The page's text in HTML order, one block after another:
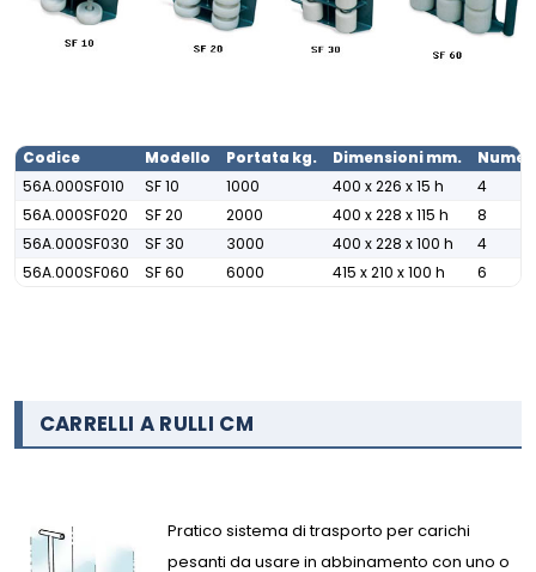
Codice Modello Portata kg. Dimensioni mm.
56A.000SF010 SF 10 1000 400 x 226 x 15 h
4
56A.000SF020
SF 20 2000 400 x 228 x 115 h
8
56A.000SF030
SF 30 3000 400 x 228 x 100 h
4
56A.000SF060
SF 60 6000 415 x 210 x 100 h 6
CARRELLI A RULLI CM
Pratico sistema di trasporto per carichi
pesanti da usare in abbinamento con uno o